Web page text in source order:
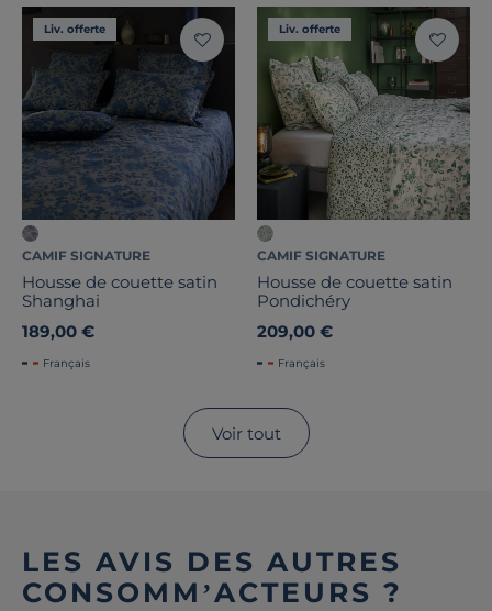
Liv. offerte
CAMIF SIGNATURE
Housse de couette satin
Shanghai
189,00 €
Français
Liv. offerte
CAMIF SIGNATURE
Housse de couette satin
Pondichéry
209,00 €
Français
Voir tout
LES AVIS DES AUTRES
CONSOMM’ACTEURS ?